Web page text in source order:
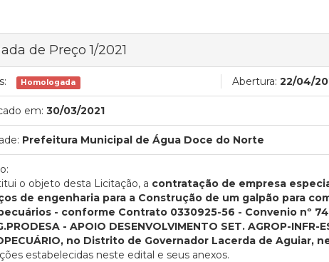
de Preço 1/2021
Homologada Abertura: 22/04/
em: 30/03/2021
Prefeitura Municipal de Água Doce do Norte
o objeto desta Licitação, a contratação de empresa
de engenharia para a Construção de um galpão para
- conforme Contrato 0330925-56 - Convenio nº
- APOIO DESENVOLVIMENTO SET. AGROP-INFR-
no Distrito de Governador Lacerda de Aguiar,
estabelecidas neste edital e seus anexos.